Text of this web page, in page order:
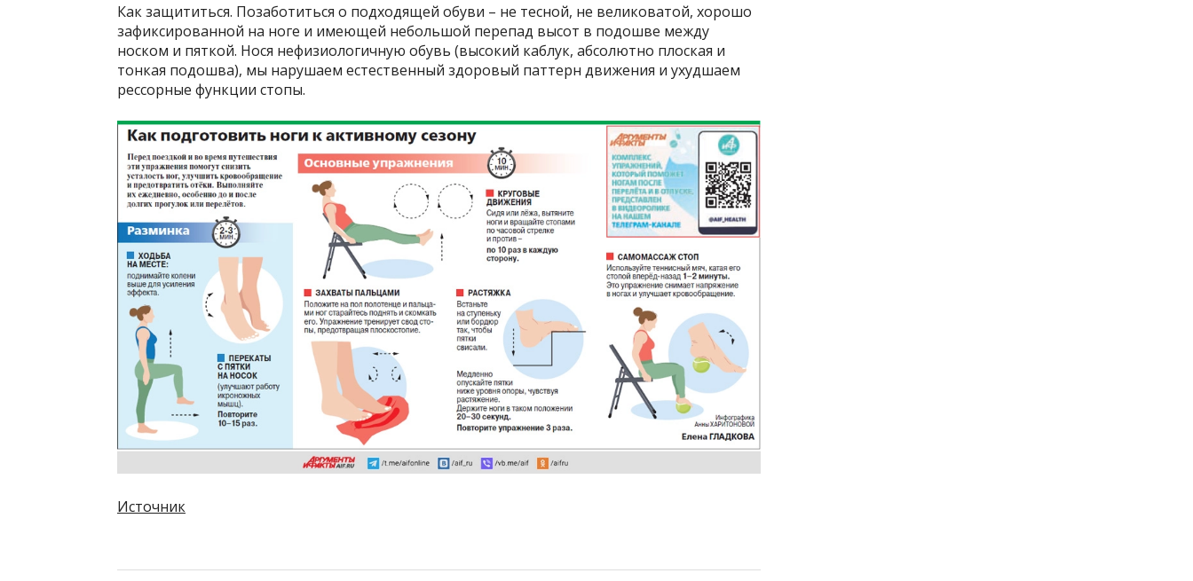
Как защититься. Позаботиться о подходящей обуви – не тесной, не великоватой, хорошо
зафиксированной на ноге и имеющей небольшой перепад высот в подошве между
носком и пяткой. Нося нефизиологичную обувь (высокий каблук, абсолютно плоская и
тонкая подошва), мы нарушаем естественный здоровый паттерн движения и ухудшаем
рессорные функции стопы.
Источник